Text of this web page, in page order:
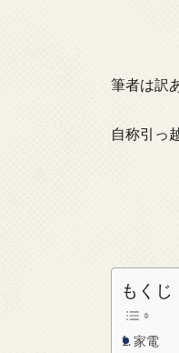
筆者は訳
自称引っ
もくじ
家電